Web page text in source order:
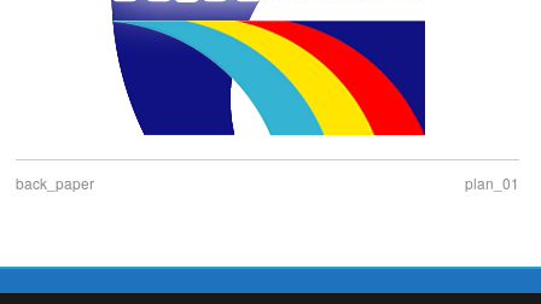
back_paper plan_01